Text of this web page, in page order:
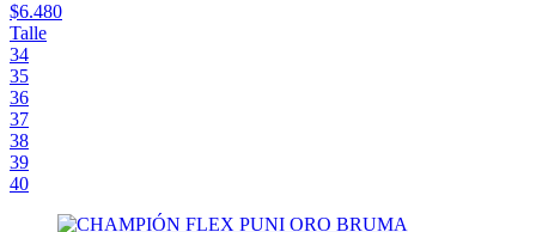
$6.480
Talle
34
35
36
37
38
39
40